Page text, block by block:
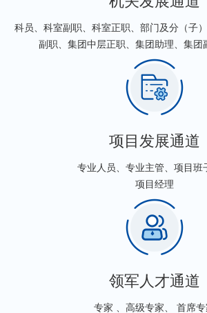
科员、科室副职、科室正职、部门及分（子）
副职、集团中层正职、集团助理、集团
项目发展通道
专业人员、专业主管、项目班
项目经理
领军人才通道
专家 、高级专家、 首席专